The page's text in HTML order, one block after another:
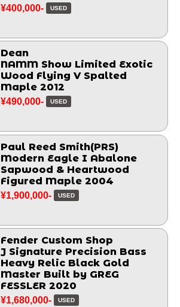
¥400,000- USED
Dean
NAMM Show Limited Exotic
Wood Flying V Spalted
Maple 2012
¥490,000- USED
Paul Reed Smith(PRS)
Modern Eagle I Abalone
Sapwood & Heartwood
Figured Maple 2004
¥1,900,000- USED
Fender Custom Shop
J Signature Precision Bass
Heavy Relic Black Gold
Master Built by GREG
FESSLER 2020
¥1,680,000- USED